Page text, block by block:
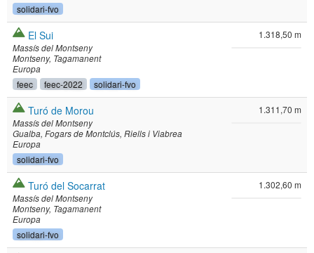
solidari-fvo
El Sui
Massís del Montseny
Montseny Tagamanent
Europa
feec feec-2022 solidari-fvo
1.318,50 m
Turó de Morou
Massís del Montseny
Gualba Fogars de Montclús Riells i Viabrea
Europa
solidari-fvo
1.311,70 m
Turó del Socarrat
Massís del Montseny
Montseny Tagamanent
Europa
solidari-fvo
1.302,60 m